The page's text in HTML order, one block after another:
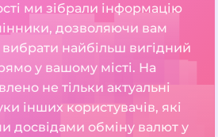
ми зібрали інформацію
дозволяючи вам
найбільш вигідний
у вашому місті. На
не тільки актуальні
інших користувачів, які
досвідами обміну валют у